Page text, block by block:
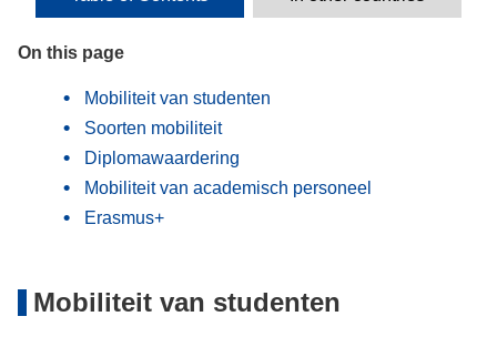
On this page
Mobiliteit van studenten
Soorten mobiliteit
Diplomawaardering
Mobiliteit van academisch personeel
Erasmus+
Mobiliteit van studenten